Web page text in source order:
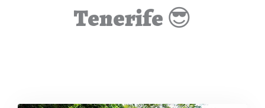
Tenerife 😎